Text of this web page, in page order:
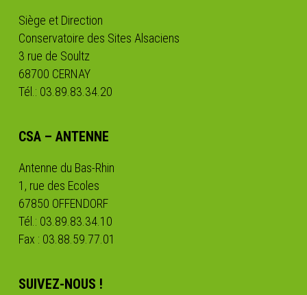
Siège et Direction
Conservatoire des Sites Alsaciens
3 rue de Soultz
68700 CERNAY
Tél.: 03.89.83.34.20
CSA – ANTENNE
Antenne du Bas-Rhin
1, rue des Ecoles
67850 OFFENDORF
Tél.: 03.89.83.34.10
Fax : 03.88.59.77.01
SUIVEZ-NOUS !